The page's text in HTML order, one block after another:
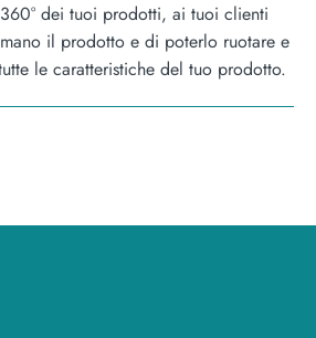
dei tuoi prodotti, ai tuoi clienti
il prodotto e di poterlo ruotare e
le caratteristiche del tuo prodotto.